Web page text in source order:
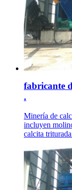
fabricante
.
Minería de
incluyen
calcita